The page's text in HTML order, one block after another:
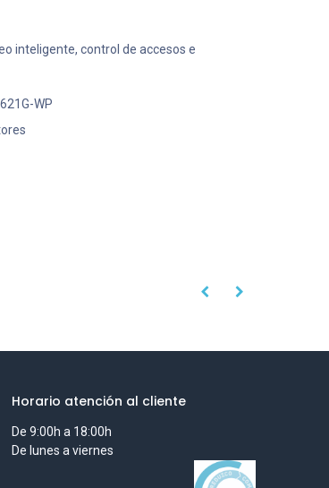
inteligente, control de accesos e
WP
Horario atención al cliente
De 9:00h a 18:00h
De lunes a viernes